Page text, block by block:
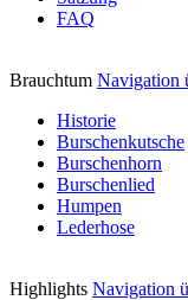
FAQ
Brauchtum Navigation
Historie
Burschenkutsche
Burschenhorn
Burschenlied
Humpen
Lederhose
Highlights Navigation